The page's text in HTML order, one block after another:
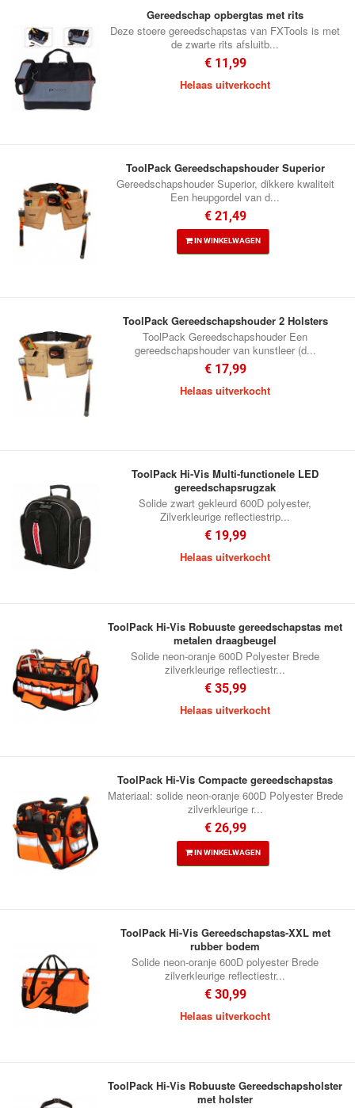
Gereedschap opbergtas met rits
Deze stoere gereedschapstas van FXTools is met
de zwarte rits afsluitb...
€ 11,99
Helaas uitverkocht
ToolPack Gereedschapshouder Superior
Gereedschapshouder Superior, dikkere kwaliteit
Een heupgordel van d...
€ 21,49
IN WINKELWAGEN
ToolPack Gereedschapshouder 2 Holsters
ToolPack Gereedschapshouder Een
gereedschapshouder van kunstleer (d...
€ 17,99
Helaas uitverkocht
ToolPack Hi-Vis Multi-functionele LED
gereedschapsrugzak
Solide zwart gekleurd 600D polyester,
Zilverkleurige reflectiestrip...
€ 19,99
Helaas uitverkocht
ToolPack Hi-Vis Robuuste gereedschapstas met
metalen draagbeugel
Solide neon-oranje 600D Polyester Brede
zilverkleurige reflectiestr...
€ 35,99
Helaas uitverkocht
ToolPack Hi-Vis Compacte gereedschapstas
Materiaal: solide neon-oranje 600D Polyester Brede
zilverkleurige r...
€ 26,99
IN WINKELWAGEN
ToolPack Hi-Vis Gereedschapstas-XXL met
rubber bodem
Solide neon-oranje 600D polyester Brede
zilverkleurige reflectiestr...
€ 30,99
Helaas uitverkocht
ToolPack Hi-Vis Robuuste Gereedschapsholster
met holster